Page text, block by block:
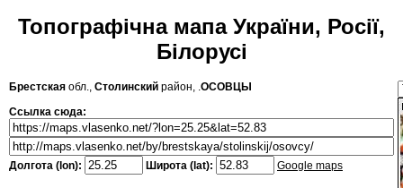
Топографічна мапа України, Росії,
Білорусі
Брестская обл., Столинский район, .ОСОВЦЫ
Ссылка сюда:
Долгота (lon): Широта (lat): Google maps